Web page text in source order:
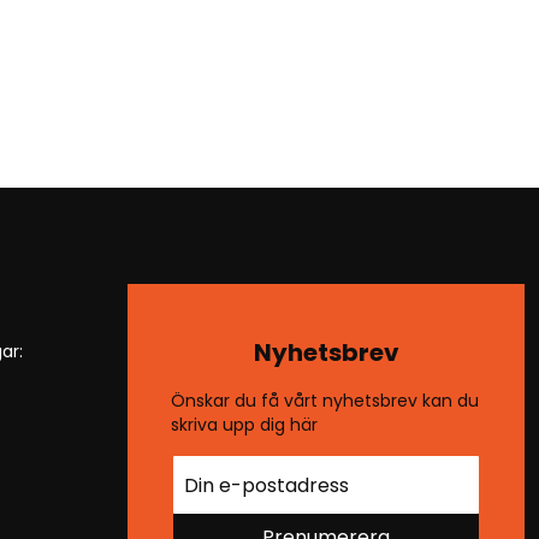
Nyhetsbrev
Önskar du få vårt nyhetsbrev kan du
skriva upp dig här